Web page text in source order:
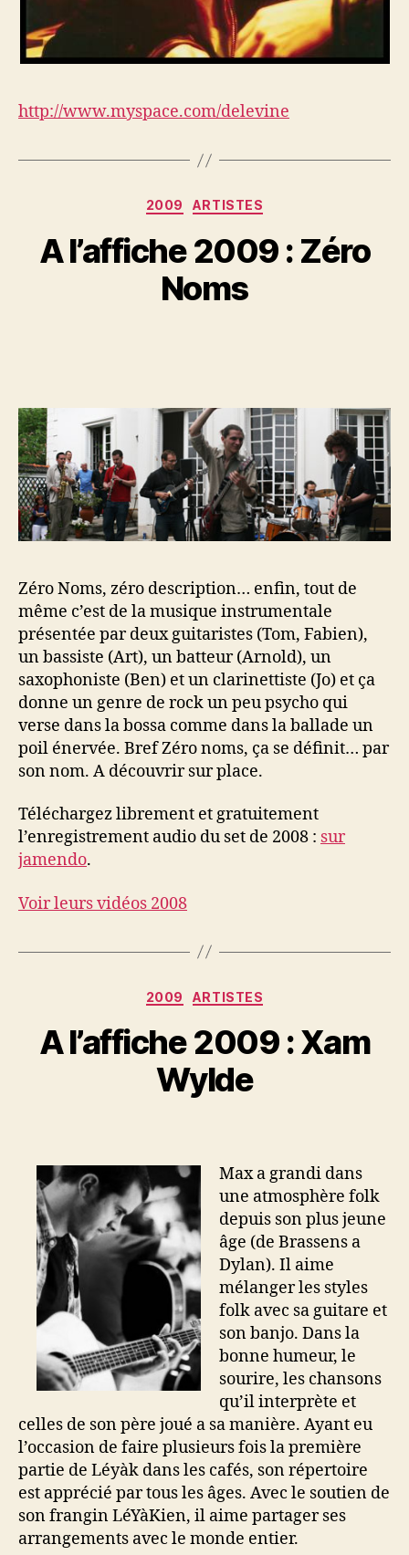
http://www.myspace.com/delevine
Categories
2009 ARTISTES
A l’affiche 2009 : Zéro
Noms
Zéro Noms, zéro description… enfin, tout de
même c’est de la musique instrumentale
présentée par deux guitaristes (Tom, Fabien),
un bassiste (Art), un batteur (Arnold), un
saxophoniste (Ben) et un clarinettiste (Jo) et ça
donne un genre de rock un peu psycho qui
verse dans la bossa comme dans la ballade un
poil énervée. Bref Zéro noms, ça se définit… par
son nom. A découvrir sur place.
Téléchargez librement et gratuitement
l’enregistrement audio du set de 2008 : sur
jamendo.
Voir leurs vidéos 2008
Categories
2009 ARTISTES
A l’affiche 2009 : Xam
Wylde
Max a grandi dans
une atmosphère folk
depuis son plus jeune
âge (de Brassens a
Dylan). Il aime
mélanger les styles
folk avec sa guitare et
son banjo. Dans la
bonne humeur, le
sourire, les chansons
qu’il interprète et
celles de son père joué a sa manière. Ayant eu
l’occasion de faire plusieurs fois la première
partie de Léyàk dans les cafés, son répertoire
est apprécié par tous les âges. Avec le soutien de
son frangin LéYàKien, il aime partager ses
arrangements avec le monde entier.